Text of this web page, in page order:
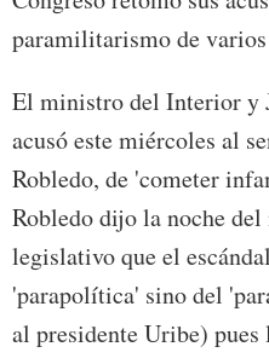
paramilitarismo de
El ministro del Interior y
acusó este miércoles al
Robledo, de 'cometer
Robledo dijo la noche del
legislativo que el
'parapolítica' sino del
al presidente Uribe) pues